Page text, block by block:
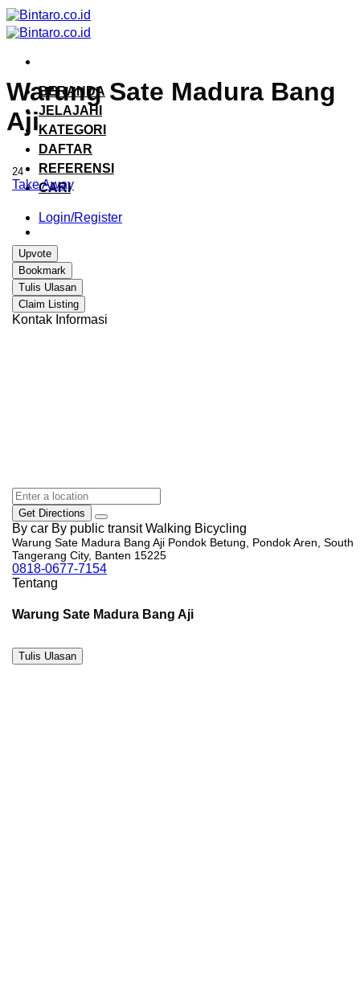
Skip
to
content
BERANDA
JELAJAHI
KATEGORI
DAFTAR
REFERENSI
CARI
Login/Register
Warung Sate Madura Bang
Aji
24
Take Away
Upvote
Bookmark
Tulis Ulasan
Claim Listing
Kontak Informasi
Get Directions
By car By public transit Walking Bicycling
Warung Sate Madura Bang Aji Pondok Betung, Pondok Aren, South
Tangerang City, Banten 15225
0818-0677-7154
Tentang
Warung Sate Madura Bang Aji
Tulis Ulasan